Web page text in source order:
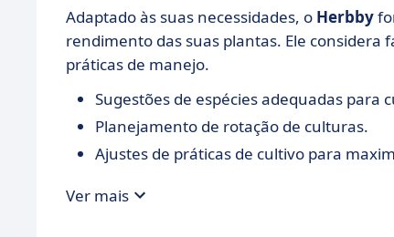
Adaptado às suas necessidades, o Herbby
rendimento das suas plantas. Ele considera
práticas de manejo.
Sugestões de espécies adequadas para
Planejamento de rotação de culturas.
Ajustes de práticas de cultivo para
Ver mais